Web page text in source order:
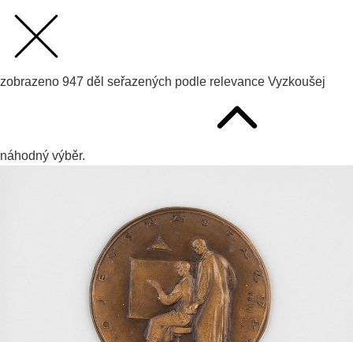
zobrazeno 947 děl seřazených podle relevance Vyzkoušej
náhodný výběr.